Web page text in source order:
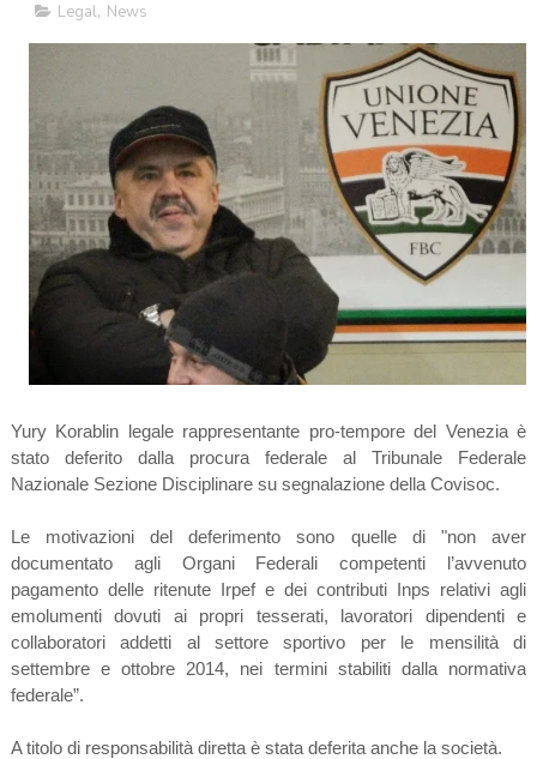
Legal, News
Yury Korablin legale rappresentante pro-tempore del Venezia è
stato deferito dalla procura federale al Tribunale Federale
Nazionale Sezione Disciplinare su segnalazione della Covisoc.
Le motivazioni del deferimento sono quelle di "non aver
documentato agli Organi Federali competenti l’avvenuto
pagamento delle ritenute Irpef e dei contributi Inps relativi agli
emolumenti dovuti ai propri tesserati, lavoratori dipendenti e
collaboratori addetti al settore sportivo per le mensilità di
settembre e ottobre 2014, nei termini stabiliti dalla normativa
federale”.
A titolo di responsabilità diretta è stata deferita anche la società.